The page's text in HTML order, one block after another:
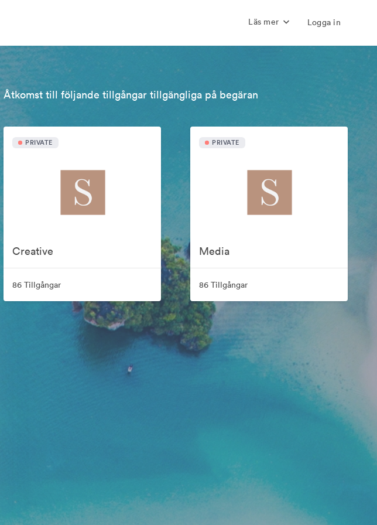
Läs mer Logga in
Åtkomst till följande tillgångar tillgängliga på begäran
PRIVATE
Creative
86 Tillgångar
PRIVATE
Media
86 Tillgångar